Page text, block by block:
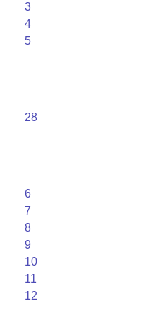
3
4
5
28
6
7
8
9
10
11
12